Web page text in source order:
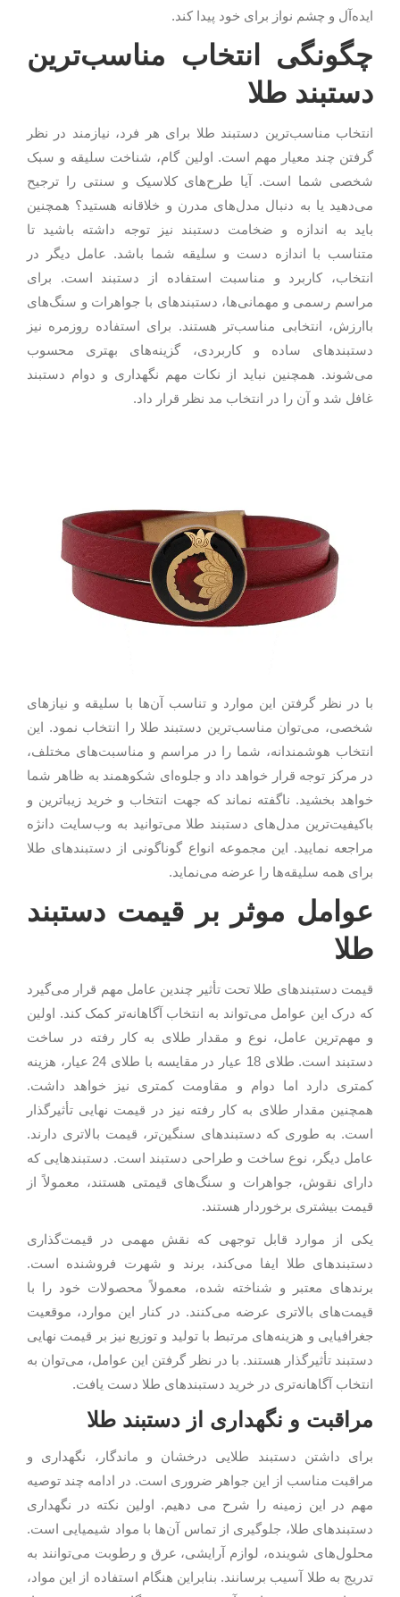
ایده‌آل و چشم نواز برای خود پیدا کند.
چگونگی انتخاب مناسب‌ترین
دستبند طلا
انتخاب مناسب‌ترین دستبند طلا برای هر فرد، نیازمند در نظر
گرفتن چند معیار مهم است. اولین گام، شناخت سلیقه و سبک
شخصی شما است. آیا طرح‌های کلاسیک و سنتی را ترجیح
می‌دهید یا به دنبال مدل‌های مدرن و خلاقانه هستید؟ همچنین
باید به اندازه و ضخامت دستبند نیز توجه داشته باشید تا
متناسب با اندازه دست و سلیقه شما باشد. عامل دیگر در
انتخاب، کاربرد و مناسبت استفاده از دستبند است. برای
مراسم رسمی و مهمانی‌ها، دستبندهای با جواهرات و سنگ‌های
باارزش، انتخابی مناسب‌تر هستند. برای استفاده روزمره نیز
دستبندهای ساده و کاربردی، گزینه‌های بهتری محسوب
می‌شوند. همچنین نباید از نکات مهم نگهداری و دوام دستبند
غافل شد و آن را در انتخاب مد نظر قرار داد.
با در نظر گرفتن این موارد و تناسب آن‌ها با سلیقه و نیازهای
شخصی، می‌توان مناسب‌ترین دستبند طلا را انتخاب نمود. این
انتخاب هوشمندانه، شما را در مراسم و مناسبت‌های مختلف،
در مرکز توجه قرار خواهد داد و جلوه‌ای شکوهمند به ظاهر شما
خواهد بخشید. ناگفته نماند که جهت انتخاب و خرید زیباترین و
باکیفیت‌ترین مدل‌های دستبند طلا می‌توانید به وب‌سایت دانژه
مراجعه نمایید. این مجموعه انواع گوناگونی از دستبندهای طلا
برای همه سلیقه‌ها را عرضه می‌نماید.
عوامل موثر بر قیمت دستبند
طلا
قیمت دستبندهای طلا تحت تأثیر چندین عامل مهم قرار می‌گیرد
که درک این عوامل می‌تواند به انتخاب آگاهانه‌تر کمک کند. اولین
و مهم‌ترین عامل، نوع و مقدار طلای به کار رفته در ساخت
دستبند است. طلای 18 عیار در مقایسه با طلای 24 عیار، هزینه
کمتری دارد اما دوام و مقاومت کمتری نیز خواهد داشت.
همچنین مقدار طلای به کار رفته نیز در قیمت نهایی تأثیرگذار
است. به طوری که دستبندهای سنگین‌تر، قیمت بالاتری دارند.
عامل دیگر، نوع ساخت و طراحی دستبند است. دستبندهایی که
دارای نقوش، جواهرات و سنگ‌های قیمتی هستند، معمولاً از
قیمت بیشتری برخوردار هستند.
یکی از موارد قابل توجهی که نقش مهمی در قیمت‌گذاری
دستبندهای طلا ایفا می‌کند، برند و شهرت فروشنده است.
برندهای معتبر و شناخته ‌شده، معمولاً محصولات خود را با
قیمت‌های بالاتری عرضه می‌کنند. در کنار این موارد، موقعیت
جغرافیایی و هزینه‌های مرتبط با تولید و توزیع نیز بر قیمت نهایی
دستبند تأثیرگذار هستند. با در نظر گرفتن این عوامل، می‌توان به
انتخاب آگاهانه‌تری در خرید دستبندهای طلا دست یافت.
مراقبت و نگهداری از دستبند طلا
برای داشتن دستبند طلایی درخشان و ماندگار، نگهداری و
مراقبت مناسب از این جواهر ضروری است. در ادامه چند توصیه
مهم در این زمینه را شرح می دهیم. اولین نکته در نگهداری
دستبندهای طلا، جلوگیری از تماس آن‌ها با مواد شیمیایی است.
محلول‌های شوینده، لوازم آرایشی، عرق و رطوبت می‌توانند به
تدریج به طلا آسیب برسانند. بنابراین هنگام استفاده از این مواد،